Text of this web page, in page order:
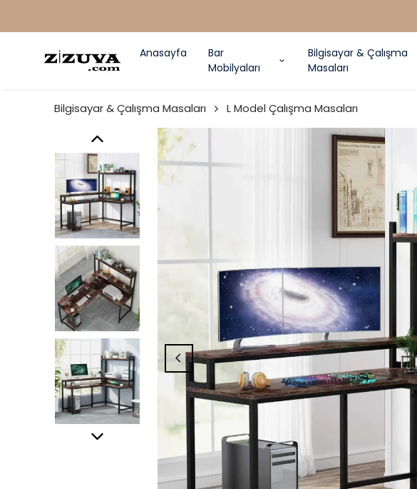
Anasayfa
Bar
Mobilyaları
Bilgisayar & Çalışma
Masaları
Bilgisayar & Çalışma Masaları L Model Çalışma Masaları